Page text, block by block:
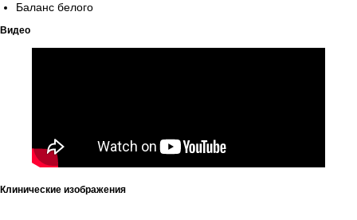
Баланс белого
Видео
Клинические изображения
Фотогалерея
Партнеры
Команда